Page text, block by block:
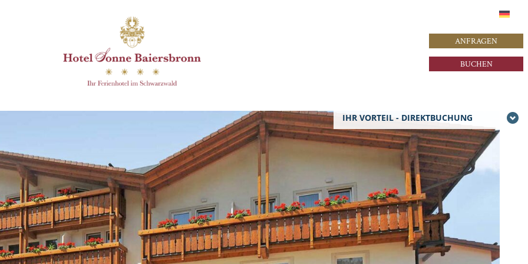
IHR VORTEIL - DIREKTBUCHUNG
ANFRAGEN
BUCHEN